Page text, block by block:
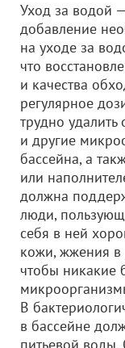
Уход за водой
добавление
на уходе за
что
и качества
регулярное
трудно
и другие
бассейна, а
или
должна
люди,
себя в ней
кожи, жжения в
чтобы никакие
В
в бассейне